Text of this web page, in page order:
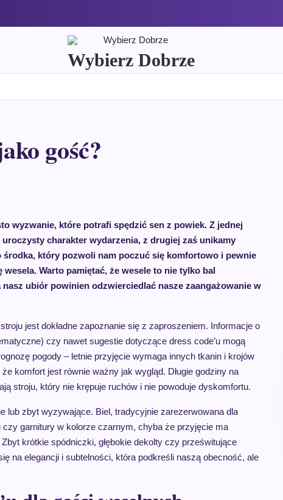
Wybierz Dobrze
gość?
wyzwanie, które potrafi spędzić sen z powiek. Z jednej
charakter wydarzenia, z drugiej zaś unikamy
środka, który pozwoli nam poczuć się komfortowo i pewnie
Warto pamiętać, że wesele to nie tylko bal
ubiór powinien odzwierciedlać nasze zaangażowanie w
jest dokładne zapoznanie się z zaproszeniem. Informacje o
czy nawet sugestie dotyczące dress code’u mogą
pogody – letnie przyjęcie wymaga innych tkanin i krojów
komfort jest równie ważny jak wygląd. Długie godziny na
stroju, który nie krępuje ruchów i nie powoduje dyskomfortu.
lub zbyt wyzywające. Biel, tradycyjnie zarezerwowana dla
czy garnitury w kolorze czarnym, chyba że przyjęcie ma
krótkie spódniczki, głębokie dekolty czy prześwitujące
na elegancji i subtelności, która podkreśli naszą obecność, ale